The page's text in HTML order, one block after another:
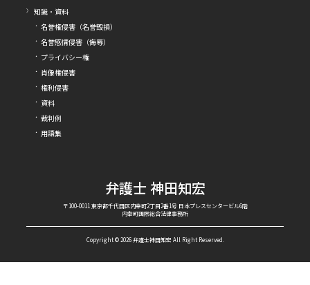
知識・資料
名誉権侵害（名誉毀損）
名誉感情侵害（侮辱）
プライバシー権
肖像権侵害
権利侵害
資料
裁判例
用語集
弁護士 神田知宏
〒100-0011 東京都千代田区内幸町2丁目2番1号 日本プレスセンタービル6階
内幸町国際総合法律事務所
Copyright © 2026 弁護士神田知宏 All Right Reserved.